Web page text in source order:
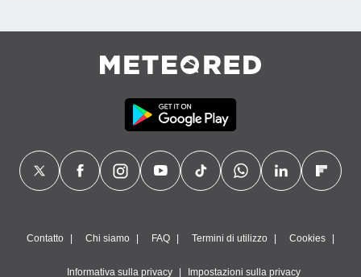
Contatto Chi siamo FAQ Termini di utilizzo Cookies
Informativa sulla privacy Impostazioni sulla privacy